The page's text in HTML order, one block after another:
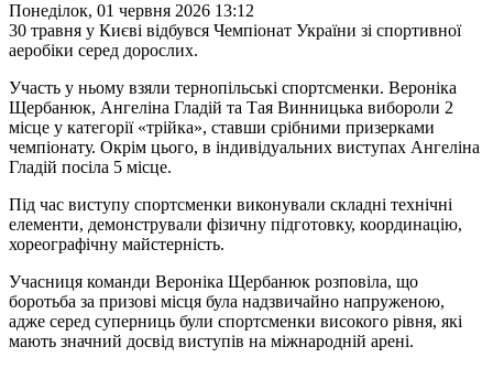
Понеділок, 01 червня 2026 13:12
30 травня у Києві відбувся Чемпіонат України зі спортивної
аеробіки серед дорослих.
Участь у ньому взяли тернопільські спортсменки. Вероніка
Щербанюк, Ангеліна Гладій та Тая Винницька вибороли 2
місце у категорії «трійка», ставши срібними призерками
чемпіонату. Окрім цього, в індивідуальних виступах Ангеліна
Гладій посіла 5 місце.
Під час виступу спортсменки виконували складні технічні
елементи, демонстрували фізичну підготовку, координацію,
хореографічну майстерність.
Учасниця команди Вероніка Щербанюк розповіла, що
боротьба за призові місця була надзвичайно напруженою,
адже серед суперниць були спортсменки високого рівня, які
мають значний досвід виступів на міжнародній арені.